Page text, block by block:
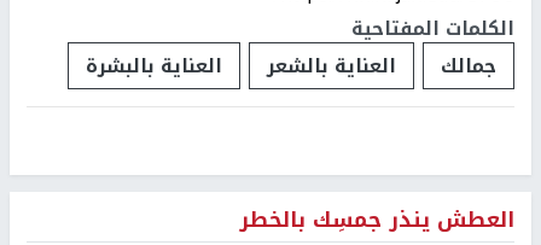
الكلمات المفتاحية
جمالك
العناية بالشعر العناية بالبشرة
العطش ينذر جمسِك بالخطر